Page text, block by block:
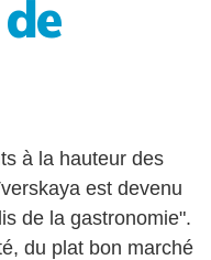
à la hauteur des
est devenu
de la gastronomie".
du plat bon marché